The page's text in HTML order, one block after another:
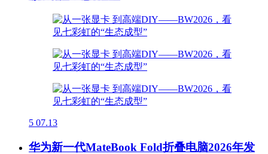
5 07.13
华为新一代MateBook Fold折叠电脑2026年发